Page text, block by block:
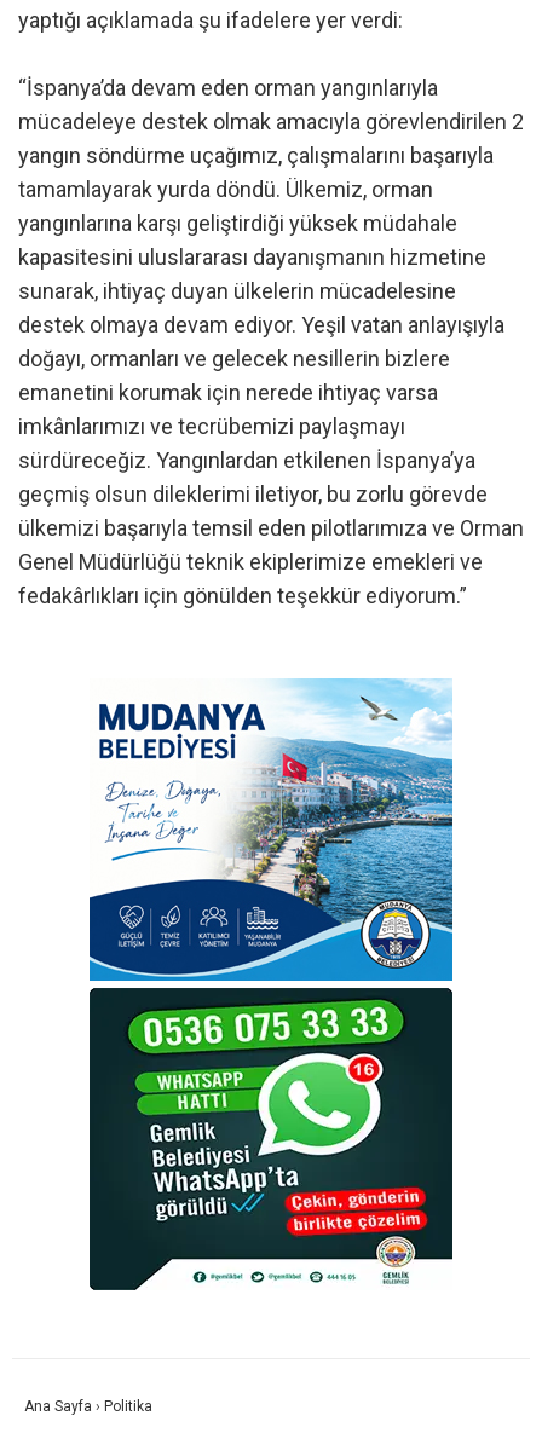
yaptığı açıklamada şu ifadelere yer verdi:
“İspanya’da devam eden orman yangınlarıyla
mücadeleye destek olmak amacıyla görevlendirilen 2
yangın söndürme uçağımız, çalışmalarını başarıyla
tamamlayarak yurda döndü. Ülkemiz, orman
yangınlarına karşı geliştirdiği yüksek müdahale
kapasitesini uluslararası dayanışmanın hizmetine
sunarak, ihtiyaç duyan ülkelerin mücadelesine
destek olmaya devam ediyor. Yeşil vatan anlayışıyla
doğayı, ormanları ve gelecek nesillerin bizlere
emanetini korumak için nerede ihtiyaç varsa
imkânlarımızı ve tecrübemizi paylaşmayı
sürdüreceğiz. Yangınlardan etkilenen İspanya’ya
geçmiş olsun dileklerimi iletiyor, bu zorlu görevde
ülkemizi başarıyla temsil eden pilotlarımıza ve Orman
Genel Müdürlüğü teknik ekiplerimize emekleri ve
fedakârlıkları için gönülden teşekkür ediyorum.”
Ana Sayfa › Politika